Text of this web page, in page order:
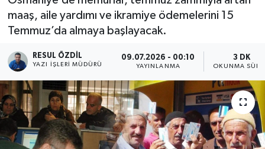
maaş, aile yardımı ve ikramiye ödemelerini 15
Temmuz’da almaya başlayacak.
RESUL ÖZDIL
YAZI İŞLERI MÜDÜRÜ
09.07.2026 - 00:10
YAYINLANMA
3 DK
OKUNMA